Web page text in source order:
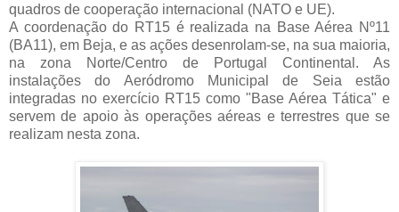
quadros de cooperação internacional (NATO e UE).
A coordenação do RT15 é realizada na Base Aérea Nº11
(BA11), em Beja, e as ações desenrolam-se, na sua maioria,
na zona Norte/Centro de Portugal Continental. As
instalações do Aeródromo Municipal de Seia estão
integradas no exercício RT15 como "Base Aérea Tática" e
servem de apoio às operações aéreas e terrestres que se
realizam nesta zona.